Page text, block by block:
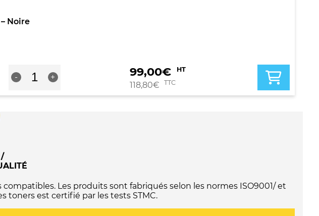
-
Noire
-
de
compatible
+ 99,00€ HT
118,80€ TTC
/
Les produits sont fabriqués selon les normes ISO9001/ et
toners est certifié par les tests STMC.